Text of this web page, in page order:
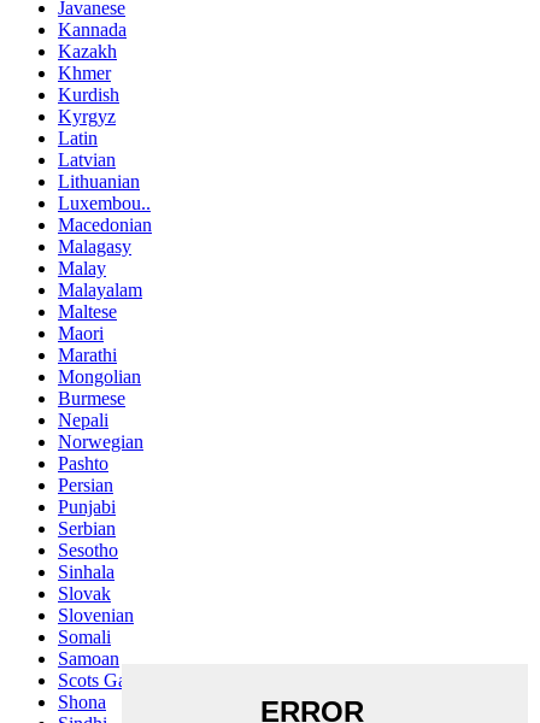
Javanese
Kannada
Kazakh
Khmer
Kurdish
Kyrgyz
Latin
Latvian
Lithuanian
Luxembou..
Macedonian
Malagasy
Malay
Malayalam
Maltese
Maori
Marathi
Mongolian
Burmese
Nepali
Norwegian
Pashto
Persian
Punjabi
Serbian
Sesotho
Sinhala
Slovak
Slovenian
Somali
Samoan
Scots Gaelic
Shona